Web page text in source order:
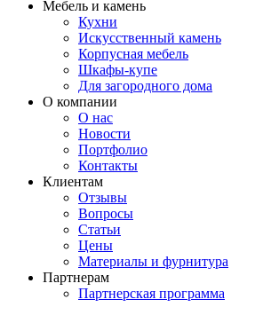
Мебель и камень
Кухни
Искусственный камень
Корпусная мебель
Шкафы-купе
Для загородного дома
О компании
О нас
Новости
Портфолио
Контакты
Клиентам
Отзывы
Вопросы
Статьи
Цены
Материалы и фурнитура
Партнерам
Партнерская программа